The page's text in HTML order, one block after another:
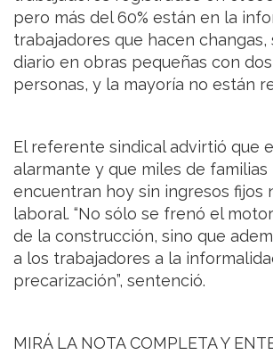
pero más del 60% están en la
trabajadores que hacen changas,
diario en obras pequeñas con
personas, y la mayoría no están
El referente sindical advirtió que
alarmante y que miles de familias
encuentran hoy sin ingresos fijos
laboral. “No sólo se frenó el
de la construcción, sino que
a los trabajadores a la
precarización”, sentenció.
MIRÁ LA NOTA COMPLETA Y